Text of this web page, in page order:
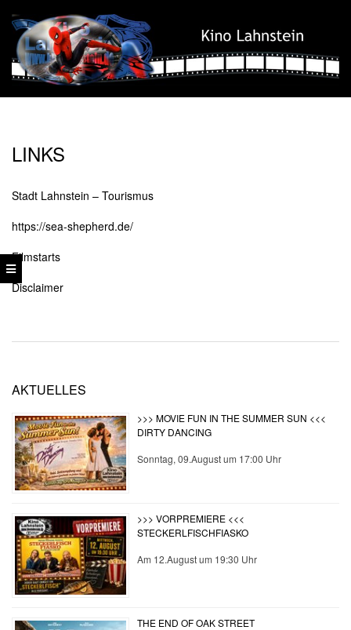
content
Kino
MenuLINKS
Stadt Lahnstein – Tourismus
https://sea-shepherd.de/
Filmstarts
Disclaimer
09
AKTUELLES
>>> MOVIE FUN IN THE SUMMER SUN <<<
DIRTY DANCING
Sonntag, 09.August um 17:00 Uhr
>>> VORPREMIERE <<<
STECKERLFISCHFIASKO
Am 12.August um 19:30 Uhr
THE END OF OAK STREET